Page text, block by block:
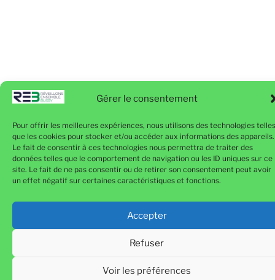
Gérer le consentement
Pour offrir les meilleures expériences, nous utilisons des technologies telles
que les cookies pour stocker et/ou accéder aux informations des appareils.
Le fait de consentir à ces technologies nous permettra de traiter des
données telles que le comportement de navigation ou les ID uniques sur ce
site. Le fait de ne pas consentir ou de retirer son consentement peut avoir
un effet négatif sur certaines caractéristiques et fonctions.
Accepter
Refuser
Voir les préférences